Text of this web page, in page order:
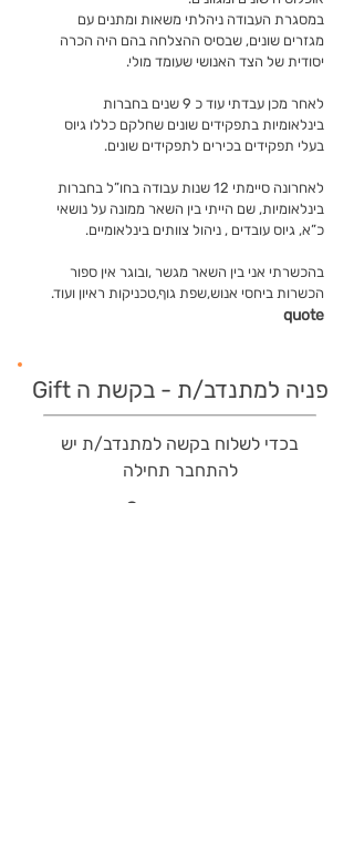
במסגרת העבודה ניהלתי משאות ומתנים עם
מגזרים שונים, שבסיס ההצלחה בהם היה הכרה
יסודית של הצד האנושי שעומד מולי.
לאחר מכן עבדתי עוד כ 9 שנים בחברות
בינלאומיות בתפקידים שונים שחלקם כללו גיוס
בעלי תפקידים בכירים לתפקידים שונים.
לאחרונה סיימתי 12 שנות עבודה בחו”ל בחברות
בינלאומיות, שם הייתי בין השאר ממונה על נושאי
כ”א, גיוס עובדים , ניהול צוותים בינלאומיים.
בהכשרתי אני בין השאר מגשר ,ובוגר אין ספור
הכשרות ביחסי אנוש,שפת גוף,טכניקות ראיון ועוד.
quote
פניה למתנדב/ת - בקשת ה Gift
בכדי לשלוח בקשה למתנדב/ת יש
להתחבר תחילה
כבר רשומים?